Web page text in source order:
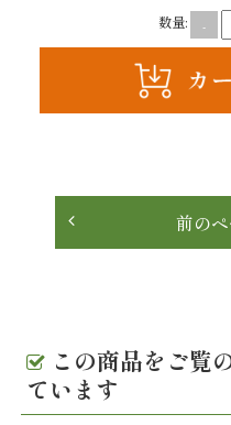
ル
の
こ
数量: -
前の
この商品をご覧
ています